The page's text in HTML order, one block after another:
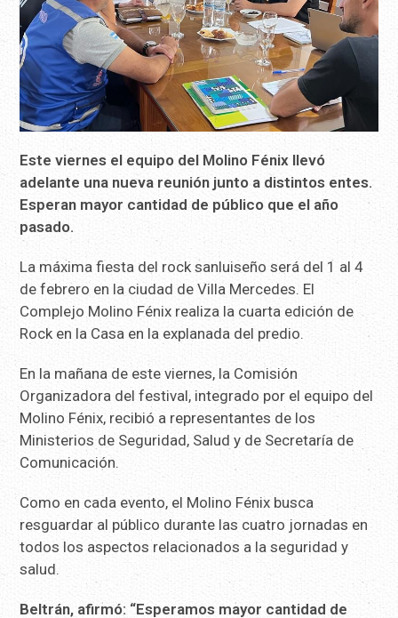
Este viernes el equipo del Molino Fénix llevó
adelante una nueva reunión junto a distintos entes.
Esperan mayor cantidad de público que el año
pasado.
La máxima fiesta del rock sanluiseño será del 1 al 4
de febrero en la ciudad de Villa Mercedes. El
Complejo Molino Fénix realiza la cuarta edición de
Rock en la Casa en la explanada del predio.
En la mañana de este viernes, la Comisión
Organizadora del festival, integrado por el equipo del
Molino Fénix, recibió a representantes de los
Ministerios de Seguridad, Salud y de Secretaría de
Comunicación.
Como en cada evento, el Molino Fénix busca
resguardar al público durante las cuatro jornadas en
todos los aspectos relacionados a la seguridad y
salud.
Beltrán, afirmó: “Esperamos mayor cantidad de